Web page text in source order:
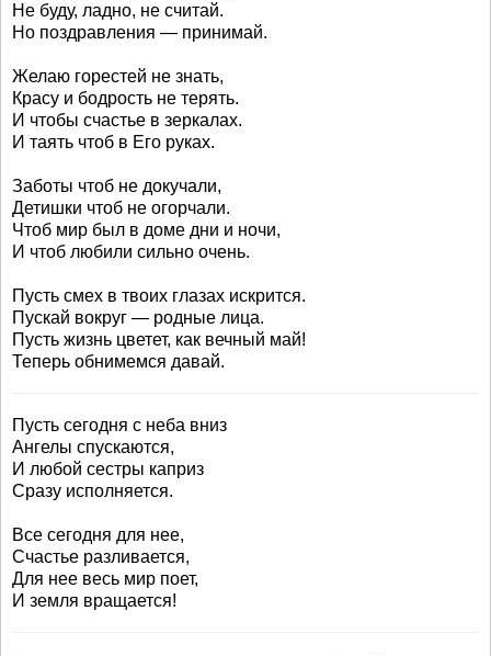
Не буду, ладно, не считай.
Но поздравления — принимай.
Желаю горестей не знать,
Красу и бодрость не терять.
И чтобы счастье в зеркалах.
И таять чтоб в Его руках.
Заботы чтоб не докучали,
Детишки чтоб не огорчали.
Чтоб мир был в доме дни и ночи,
И чтоб любили сильно очень.
Пусть смех в твоих глазах искрится.
Пускай вокруг — родные лица.
Пусть жизнь цветет, как вечный май!
Теперь обнимемся давай.
Пусть сегодня с неба вниз
Ангелы спускаются,
И любой сестры каприз
Сразу исполняется.
Все сегодня для нее,
Счастье разливается,
Для нее весь мир поет,
И земля вращается!